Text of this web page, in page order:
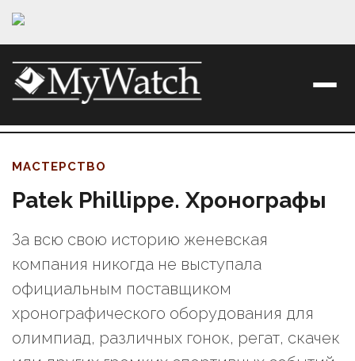
МАСТЕРСТВО
Patek Phillippe. Хронографы
За всю свою историю женевская
компания никогда не выступала
официальным поставщиком
хронографического оборудования для
олимпиад, различных гонок, регат, скачек